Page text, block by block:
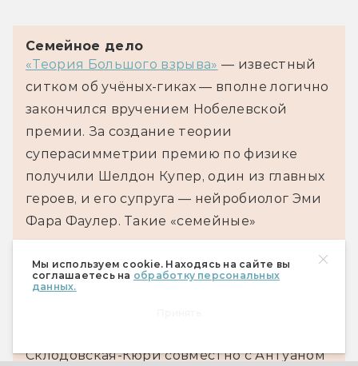
Мы используем cookie. Находясь на сайте вы
соглашаетесь на обработку персональных
данных.
Семейное дело
«Теория Большого взрыва» — известный
ситком об учёных-гиках — вполне логично
закончился вручением Нобелевской
премии. За создание теории
суперасимметрии премию по физике
получили Шелдон Купер, один из главных
героев, и его супруга — нейробиолог Эми
Фара Фаулер. Такие «семейные»
присуждения — не редкость и в
реальности. Наиболее известным
примером служит семья Кюри. Судите
Склодовская-Кюри совместно с Антуаном